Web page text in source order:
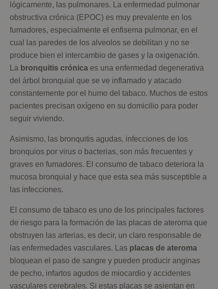
lógicamente, las pulmonares. La enfermedad pulmonar
obstructiva crónica (EPOC) es muy prevalente en los
fumadores, especialmente el enfisema pulmonar, en el
cual las paredes de los alveolos se debilitan y no se
produce bien el intercambio de gases y la oxigenación.
La bronquitis crónica es una enfermedad degenerativa
del árbol bronquial que se ve inflamado y atacado
constantemente por el humo del tabaco. Muchos de estos
pacientes precisan oxígeno en su domicilio para poder
seguir viviendo.
Asimismo, las bronquitis agudas, infecciones de los
bronquios por virus o bacterias, son más frecuentes y
graves en fumadores. El consumo de tabaco deteriora la
mucosa bronquial y hace que esta sea más susceptible a
las infecciones.
El consumo de tabaco es uno de los principales factores
de riesgo para la formación de las placas de ateroma que
obstruyen las arterias, es decir, un claro responsable de
las enfermedades vasculares. Las placas de ateroma
bloquean el paso de sangre y pueden producir anginas
de pecho, infartos agudos de miocardio y accidentes
vasculares cerebrales. Si estas placas se asientan en